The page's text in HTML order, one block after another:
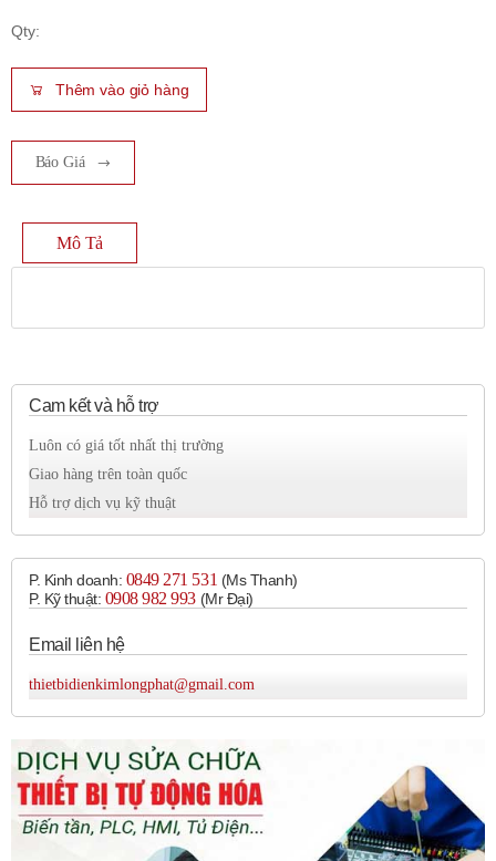
Qty:
Thêm vào giỏ hàng
Báo Giá
Mô Tả
Cam kết và hỗ trợ
Luôn có giá tốt nhất thị trường
Giao hàng trên toàn quốc
Hỗ trợ dịch vụ kỹ thuật
P. Kinh doanh: 0849 271 531 (Ms Thanh)
P. Kỹ thuật: 0908 982 993​ (Mr Đại)
Email liên hệ
thietbidienkimlongphat@gmail.com